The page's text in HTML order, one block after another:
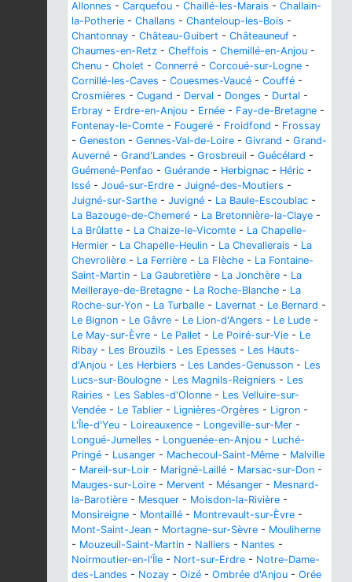
Allonnes - Carquefou - Chaillé-les-Marais - Challain-
la-Potherie - Challans - Chanteloup-les-Bois -
Chantonnay - Château-Guibert - Châteauneuf -
Chaumes-en-Retz - Cheffois - Chemillé-en-Anjou -
Chenu - Cholet - Connerré - Corcoué-sur-Logne -
Cornillé-les-Caves - Couesmes-Vaucé - Couffé -
Crosmières - Cugand - Derval - Donges - Durtal -
Erbray - Erdre-en-Anjou - Ernée - Fay-de-Bretagne -
Fontenay-le-Comte - Fougeré - Froidfond - Frossay
- Geneston - Gennes-Val-de-Loire - Givrand - Grand-
Auverné - Grand'Landes - Grosbreuil - Guécélard -
Guémené-Penfao - Guérande - Herbignac - Héric -
Issé - Joué-sur-Erdre - Juigné-des-Moutiers -
Juigné-sur-Sarthe - Juvigné - La Baule-Escoublac -
La Bazouge-de-Chemeré - La Bretonnière-la-Claye -
La Brûlatte - La Chaize-le-Vicomte - La Chapelle-
Hermier - La Chapelle-Heulin - La Chevallerais - La
Chevrolière - La Ferrière - La Flèche - La Fontaine-
Saint-Martin - La Gaubretière - La Jonchère - La
Meilleraye-de-Bretagne - La Roche-Blanche - La
Roche-sur-Yon - La Turballe - Lavernat - Le Bernard -
Le Bignon - Le Gâvre - Le Lion-d'Angers - Le Lude -
Le May-sur-Èvre - Le Pallet - Le Poiré-sur-Vie - Le
Ribay - Les Brouzils - Les Epesses - Les Hauts-
d'Anjou - Les Herbiers - Les Landes-Genusson - Les
Lucs-sur-Boulogne - Les Magnils-Reigniers - Les
Rairies - Les Sables-d'Olonne - Les Velluire-sur-
Vendée - Le Tablier - Lignières-Orgères - Ligron -
L'Île-d'Yeu - Loireauxence - Longeville-sur-Mer -
Longué-Jumelles - Longuenée-en-Anjou - Luché-
Pringé - Lusanger - Machecoul-Saint-Même - Malville
- Mareil-sur-Loir - Marigné-Laillé - Marsac-sur-Don -
Mauges-sur-Loire - Mervent - Mésanger - Mesnard-
la-Barotière - Mesquer - Moisdon-la-Rivière -
Monsireigne - Montaillé - Montrevault-sur-Èvre -
Mont-Saint-Jean - Mortagne-sur-Sèvre - Mouliherne
- Mouzeuil-Saint-Martin - Nalliers - Nantes -
Noirmoutier-en-l'Île - Nort-sur-Erdre - Notre-Dame-
des-Landes - Nozay - Oizé - Ombrée d'Anjou - Orée